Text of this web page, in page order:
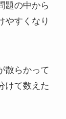
題の中から
やすくなり
散らかって
けて数えた